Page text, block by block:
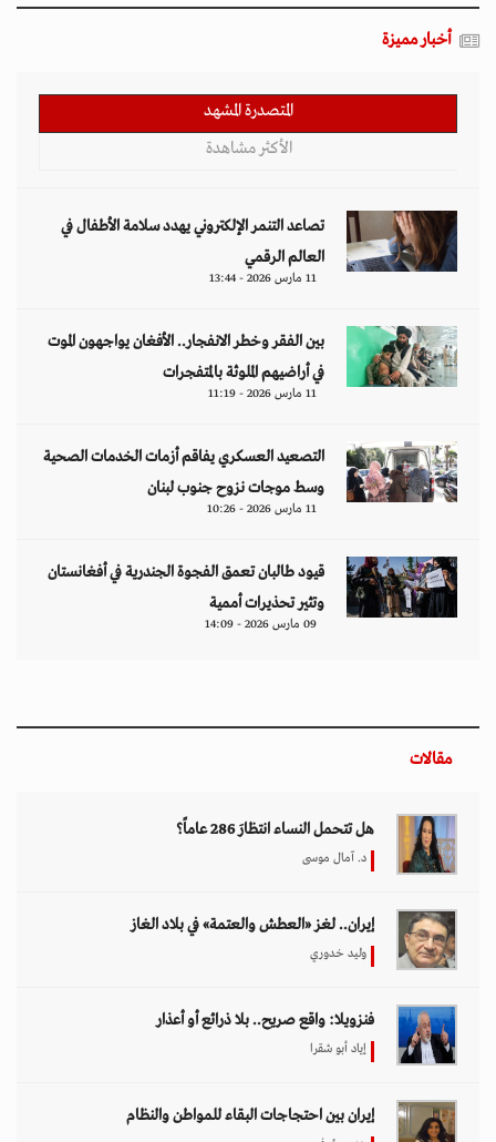
أخبار مميزة
المتصدرة المشهد
الأكثر مشاهدة
تصاعد التنمر الإلكتروني يهدد سلامة الأطفال في
العالم الرقمي
11 مارس 2026 - 13:44
بين الفقر وخطر الانفجار.. الأفغان يواجهون الموت
في أراضيهم الملوثة بالمتفجرات
11 مارس 2026 - 11:19
التصعيد العسكري يفاقم أزمات الخدمات الصحية
وسط موجات نزوح جنوب لبنان
11 مارس 2026 - 10:26
قيود طالبان تعمق الفجوة الجندرية في أفغانستان
وتثير تحذيرات أممية
09 مارس 2026 - 14:09
مقالات
هل تتحمل النساء انتظارَ 286 عاماً؟
د. آمال موسى
إيران.. لغز «العطش والعتمة» في بلاد الغاز
وليد خدوري
فنزويلا: واقع صريح.. بلا ذرائع أو أعذار
إياد أبو شقرا
إيران بين احتجاجات البقاء للمواطن والنظام